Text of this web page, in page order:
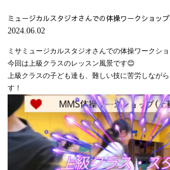
ミュージカルスタジオさんでの体操ワークショッ
2024.06.02
ミサミュージカルスタジオさんでの体操ワークショ
今回は上級クラスのレッスン風景です😊
上級クラスの子ども達も、難しい技に苦労しなが
す！